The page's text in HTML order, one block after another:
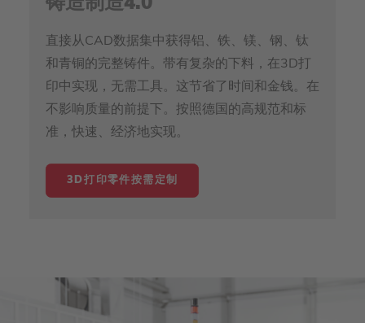
铸造制造4.0
直接从CAD数据集中获得铝、铁、镁、钢、钛
和青铜的完整铸件。带有复杂的下料，在3D打
印中实现，无需工具。这节省了时间和金钱。在
不影响质量的前提下。按照德国的高规范和标
准，快速、经济地实现。
3D打印零件按需定制